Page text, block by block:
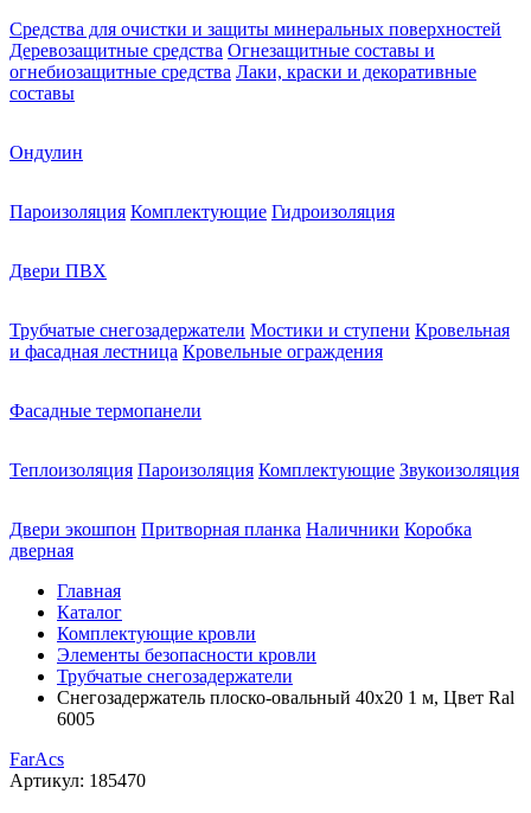
Средства для очистки и защиты минеральных поверхностей
Деревозащитные средства Огнезащитные составы и
огнебиозащитные средства Лаки, краски и декоративные
составы
Ондулин
Пароизоляция Комплектующие Гидроизоляция
Двери ПВХ
Трубчатые снегозадержатели Мостики и ступени Кровельная
и фасадная лестница Кровельные ограждения
Фасадные термопанели
Теплоизоляция Пароизоляция Комплектующие Звукоизоляция
Двери экошпон Притворная планка Наличники Коробка
дверная
Главная
Каталог
Комплектующие кровли
Элементы безопасности кровли
Трубчатые снегозадержатели
Снегозадержатель плоско-овальный 40х20 1 м, Цвет Ral
6005
FarAcs
Артикул: 185470